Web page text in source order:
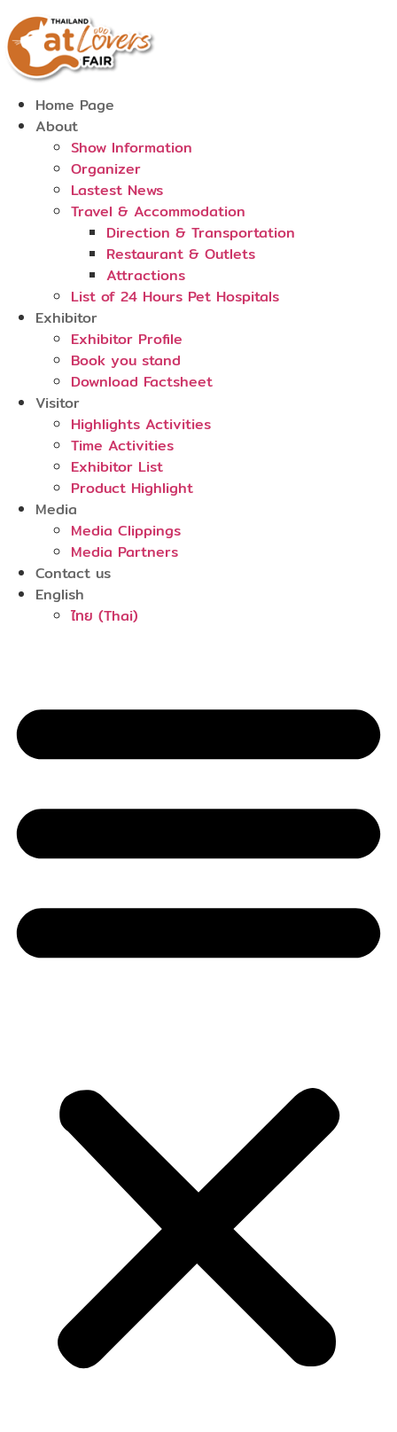
to
content
Home Page
About
Show Information
Organizer
Lastest News
Travel & Accommodation
Direction & Transportation
Restaurant & Outlets
Attractions
List of 24 Hours Pet Hospitals
Exhibitor
Exhibitor Profile
Book you stand
Download Factsheet
Visitor
Highlights Activities
Time Activities
Exhibitor List
Product Highlight
Media
Media Clippings
Media Partners
Contact us
English
ไทย (Thai)